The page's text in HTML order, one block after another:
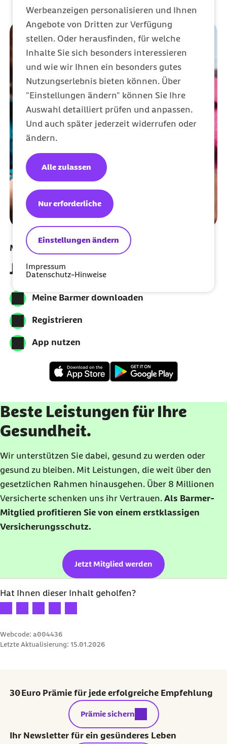
Werbeanzeigen personalisieren und Ihnen
Angebote von Dritten zur Verfügung
stellen. Oder herausfinden, für welche
Inhalte Sie sich besonders interessieren
und wie wir Ihnen ein besonders gutes
Nutzungserlebnis bieten können. Über
"Einstellungen ändern" können Sie Ihre
Auswahl detailliert prüfen und anpassen.
Und auch später jederzeit widerrufen oder
ändern.
Einstellungen ändern
Nur erforderliche
Alle zulassen
Impressum
Datenschutz-Hinweise
Meine Barmer per App nutzen
Jetzt herunterladen
Meine Barmer downloaden
Registrieren
App nutzen
Beste Leistungen für Ihre
Gesundheit.
Wir unterstützen Sie dabei, gesund zu werden oder
gesund zu bleiben. Mit Leistungen, die weit über den
gesetzlichen Rahmen hinausgehen. Über 8 Millionen
Versicherte schenken uns ihr Vertrauen. Als Barmer-
Mitglied profitieren Sie von einem erstklassigen
Versicherungsschutz.
Jetzt Mitglied werden
Hat Ihnen dieser Inhalt geholfen?
Ihre Bewertung: 1 Stern
Ihre Bewertung: 2 Sterne
Ihre Bewertung: 3 Sterne
Ihre Bewertung: 4 Sterne
Ihre Bewertung: 5 Sterne
Webcode: a004436
Letzte Aktualisierung: 15.01.2026
30 Euro Prämie für jede erfolgreiche Empfehlung
externer Link:
Prämie sichern
Ihr Newsletter für ein gesünderes Leben